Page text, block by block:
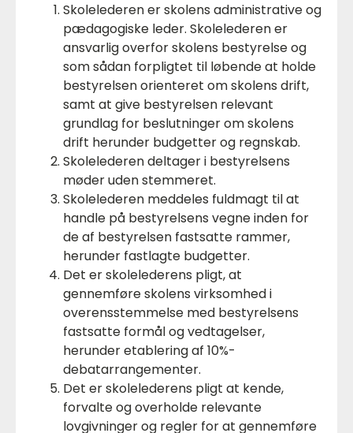
Skolelederen er skolens administrative og
pædagogiske leder. Skolelederen er
ansvarlig overfor skolens bestyrelse og
som sådan forpligtet til løbende at holde
bestyrelsen orienteret om skolens drift,
samt at give bestyrelsen relevant
grundlag for beslutninger om skolens
drift herunder budgetter og regnskab.
Skolelederen deltager i bestyrelsens
møder uden stemmeret.
Skolelederen meddeles fuldmagt til at
handle på bestyrelsens vegne inden for
de af bestyrelsen fastsatte rammer,
herunder fastlagte budgetter.
Det er skolelederens pligt, at
gennemføre skolens virksomhed i
overensstemmelse med bestyrelsens
fastsatte formål og vedtagelser,
herunder etablering af 10%-
debatarrangementer.
Det er skolelederens pligt at kende,
forvalte og overholde relevante
lovgivninger og regler for at gennemføre